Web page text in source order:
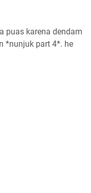
puas karena dendam
*nunjuk part 4*. he